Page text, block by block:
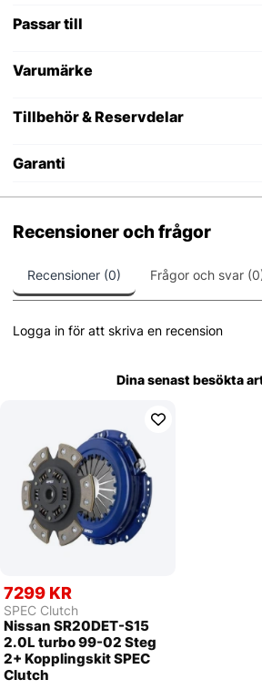
Passar till
Varumärke
Tillbehör & Reservdelar
Garanti
Recensioner och frågor
Recensioner (0) Frågor och svar
Logga in för att skriva en recension
Dina senast besökta
7299 KR
SPEC Clutch
Nissan SR20DET-S15
2.0L turbo 99-02 Steg
2+ Kopplingskit SPEC
Clutch